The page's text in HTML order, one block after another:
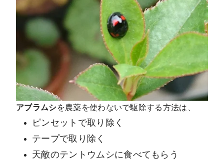
アブラムシを農薬を使わないで駆除する方法は、
ピンセットで取り除く
テープで取り除く
天敵のテントウムシに食べてもらう